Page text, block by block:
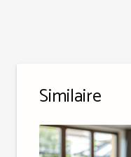
Similaire